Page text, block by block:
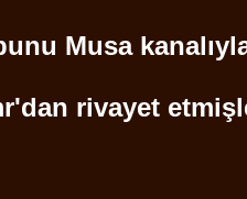
Musa
rivayet